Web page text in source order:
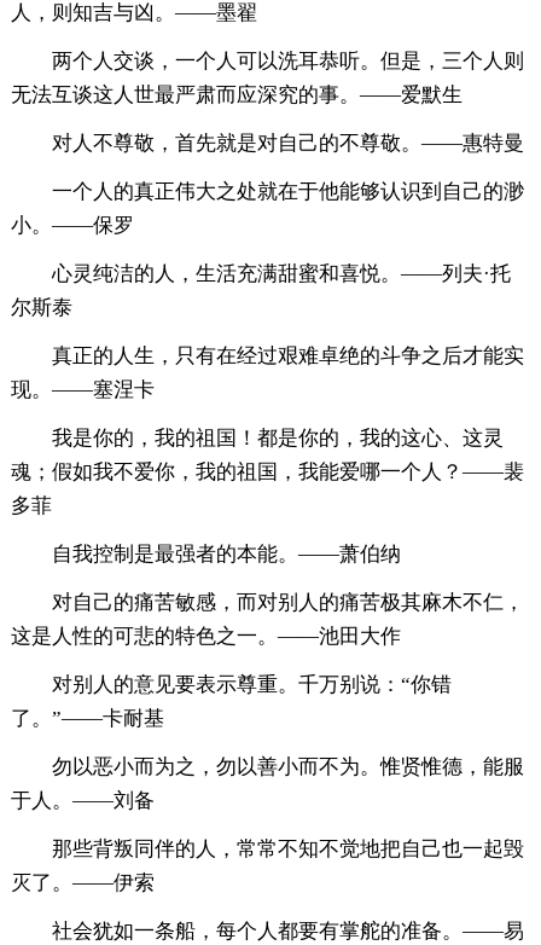
人，则知吉与凶。——墨翟
两个人交谈，一个人可以洗耳恭听。但是，三个人则
无法互谈这人世最严肃而应深究的事。——爱默生
对人不尊敬，首先就是对自己的不尊敬。——惠特曼
一个人的真正伟大之处就在于他能够认识到自己的渺
小。——保罗
心灵纯洁的人，生活充满甜蜜和喜悦。——列夫·托
尔斯泰
真正的人生，只有在经过艰难卓绝的斗争之后才能实
现。——塞涅卡
我是你的，我的祖国！都是你的，我的这心、这灵
魂；假如我不爱你，我的祖国，我能爱哪一个人？——裴
多菲
自我控制是最强者的本能。——萧伯纳
对自己的痛苦敏感，而对别人的痛苦极其麻木不仁，
这是人性的可悲的特色之一。——池田大作
对别人的意见要表示尊重。千万别说：“你错
了。”——卡耐基
勿以恶小而为之，勿以善小而不为。惟贤惟德，能服
于人。——刘备
那些背叛同伴的人，常常不知不觉地把自己也一起毁
灭了。——伊索
社会犹如一条船，每个人都要有掌舵的准备。——易